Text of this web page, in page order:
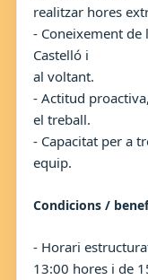
realitzar hores
- Coneixement de
Castelló i
al voltant.
- Actitud
el treball.
- Capacitat per a
equip.
Condicions /
- Horari
13:00 hores i de